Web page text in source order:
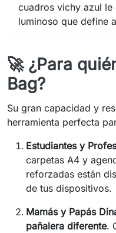
cuadros vichy azul le
luminoso que define
🚀 ¿Para
Bag?
Su gran capacidad y
herramienta perfecta
Estudiantes y
carpetas A4 y
reforzadas están
de tus dispositivos.
Mamás y Papás
pañalera diferente.